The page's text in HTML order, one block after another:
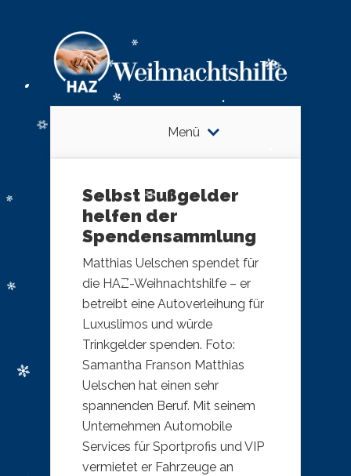
Menü
Selbst Bußgelder
helfen der
Spendensammlung
Matthias Uelschen spendet für
die HAZ-Weihnachtshilfe – er
betreibt eine Autoverleihung für
Luxuslimos und würde
Trinkgelder spenden. Foto:
Samantha Franson Matthias
Uelschen hat einen sehr
spannenden Beruf. Mit seinem
Unternehmen Automobile
Services für Sportprofis und VIP
vermietet er Fahrzeuge an